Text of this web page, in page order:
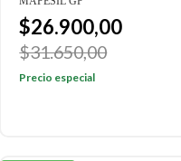
$26.900,00
$31.650,00
Precio especial